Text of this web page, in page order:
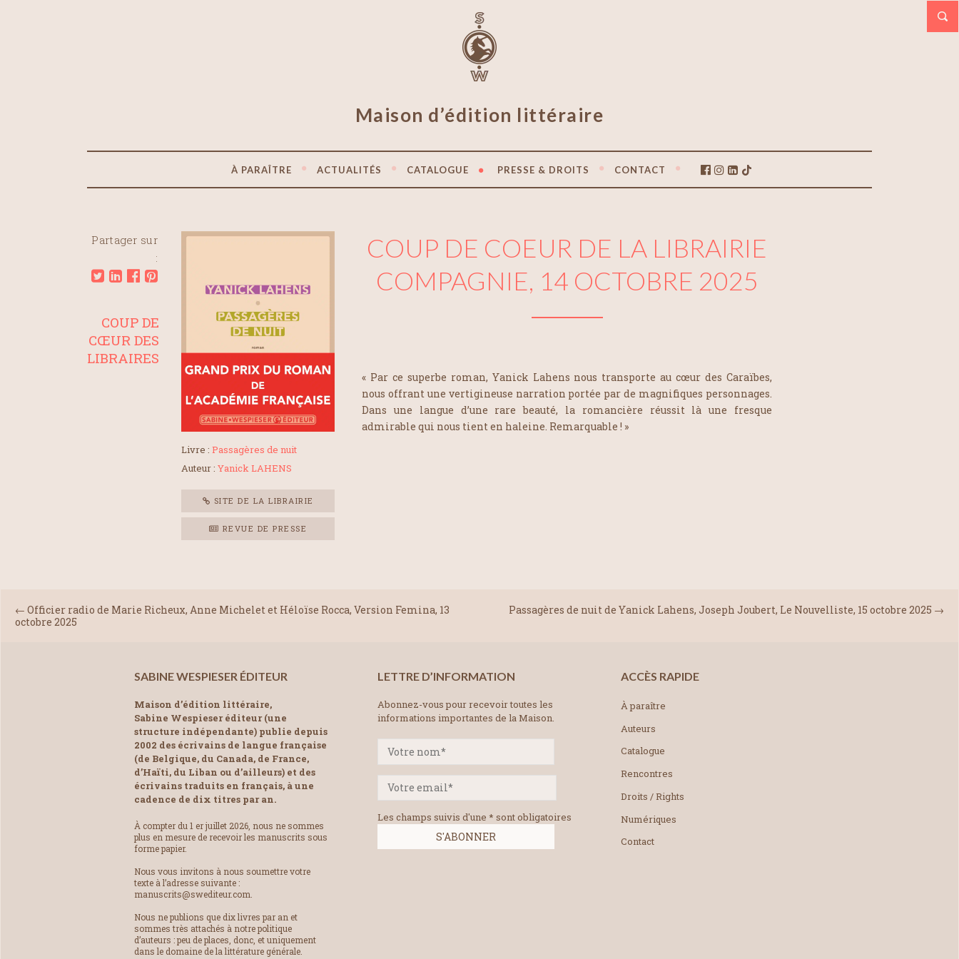
Maison d’édition littéraire
À PARAÎTRE ACTUALITÉS CATALOGUE PRESSE & DROITS CONTACT
Partager sur
:
Livre : Passagères de nuit
Auteur : Yanick LAHENS
SITE DE LA LIBRAIRIE
REVUE DE PRESSE
COUP DE COEUR DE LA LIBRAIRIE
COMPAGNIE, 14 OCTOBRE 2025
« Par ce superbe roman, Yanick Lahens nous transporte au cœur des Caraïbes,
nous offrant une vertigineuse narration portée par de magnifiques personnages.
Dans une langue d’une rare beauté, la romancière réussit là une fresque
admirable qui nous tient en haleine. Remarquable ! »
COUP DE
CŒUR DES
LIBRAIRES
Passagères de nuit de Yanick Lahens, Joseph Joubert, Le Nouvelliste, 15 octobre 2025 →
← Officier radio de Marie Richeux, Anne Michelet et Héloïse Rocca, Version Femina, 13
octobre 2025
SABINE WESPIESER ÉDITEUR
Maison d’édition littéraire,
Sabine Wespieser éditeur (une
structure indépendante) publie depuis
2002 des écrivains de langue française
(de Belgique, du Canada, de France,
d’Haïti, du Liban ou d’ailleurs) et des
écrivains traduits en français, à une
cadence de dix titres par an.
À compter du 1 er juillet 2026, nous ne sommes
plus en mesure de recevoir les manuscrits sous
forme papier.
Nous vous invitons à nous soumettre votre
texte à l’adresse suivante :
manuscrits@swediteur.com.
Nous ne publions que dix livres par an et
sommes très attachés à notre politique
d’auteurs : peu de places, donc, et uniquement
dans le domaine de la littérature générale.
LETTRE D’INFORMATION
Abonnez-vous pour recevoir toutes les
informations importantes de la Maison.
Les champs suivis d'une * sont obligatoires
ACCÈS RAPIDE
À paraître
Auteurs
Catalogue
Rencontres
Droits / Rights
Numériques
Contact